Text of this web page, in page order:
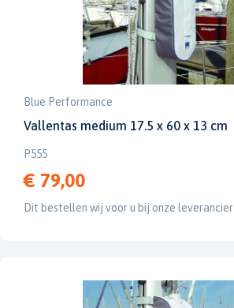
Blue Performance
Vallentas medium 17.5 x 60 x 13 cm
P555
€ 79,00
Dit bestellen wij voor u bij onze leverancier